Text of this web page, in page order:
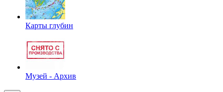
Карты глубин
Музей - Архив